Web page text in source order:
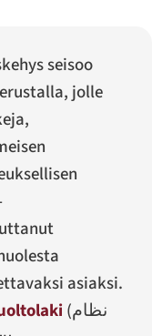
seisoo
jolle
asiaksi.
(نظام